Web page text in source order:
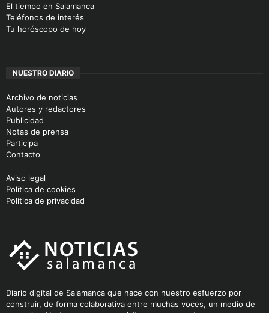
El tiempo en Salamanca
Teléfonos de interés
Tu horóscopo de hoy
NUESTRO DIARIO
Archivo de noticias
Autores y redactores
Publicidad
Notas de prensa
Participa
Contacto
Aviso legal
Política de cookies
Política de privacidad
Diario digital de Salamanca que nace con nuestro esfuerzo por
construir, de forma colaborativa entre muchas voces, un medio de